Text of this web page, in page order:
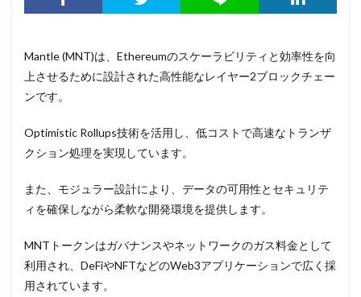
Mantle (MNT)は、Ethereumのスケーラビリティと効率性を向
上させるために設計された高性能なレイヤー2ブロックチェー
ンです。
Optimistic Rollups技術を活用し、低コストで高速なトランザ
クション処理を実現しています。
また、モジュラー設計により、データの可用性とセキュリテ
ィを確保しながら柔軟な開発環境を提供します。
MNTトークンはガバナンスやネットワークのガス料金として
利用され、DeFiやNFTなどのWeb3アプリケーションで広く採
用されています。